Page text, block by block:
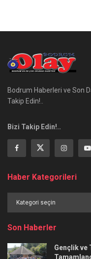
Bodrum Haberleri ve Son
Takip Edin!..
Bizi Takip Edin!..
Haber Kategorileri
Kategorileri
Son Haberler
Gençlik ve